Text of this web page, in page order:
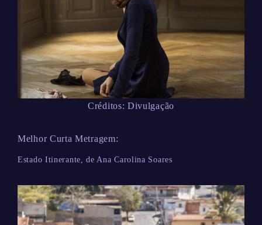
Créditos: Divulgação
Melhor Curta Metragem:
Estado Itinerante, de Ana Carolina Soares